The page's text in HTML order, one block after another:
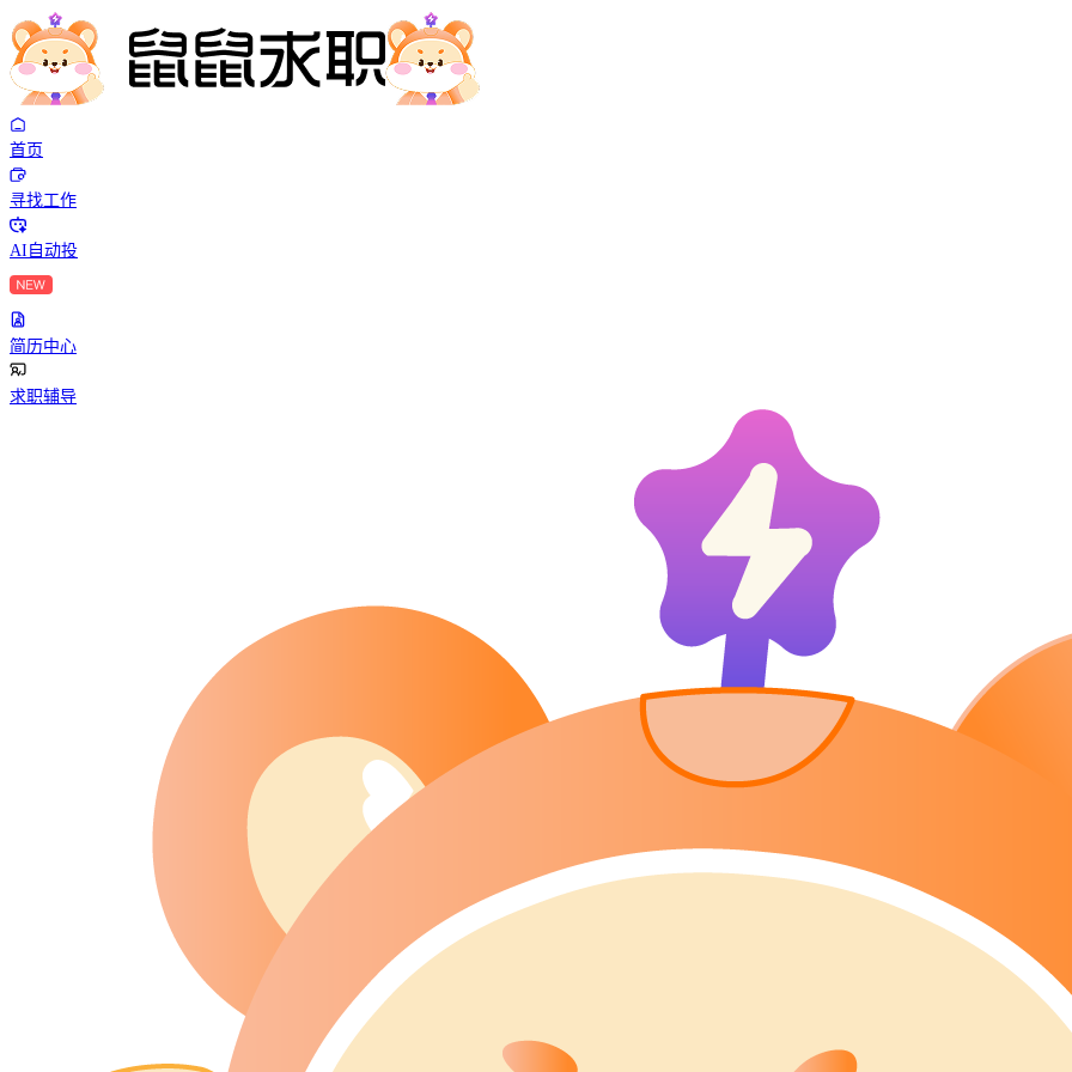
首页
寻找工作
AI自动投
简历中心
求职辅导